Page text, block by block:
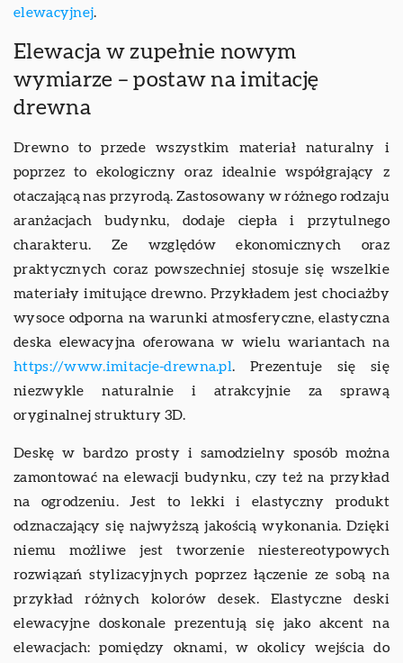
elewacyjnej.
Elewacja w zupełnie nowym
wymiarze – postaw na imitację
drewna
Drewno to przede wszystkim materiał naturalny i
poprzez to ekologiczny oraz idealnie współgrający z
otaczającą nas przyrodą. Zastosowany w różnego rodzaju
aranżacjach budynku, dodaje ciepła i przytulnego
charakteru. Ze względów ekonomicznych oraz
praktycznych coraz powszechniej stosuje się wszelkie
materiały imitujące drewno. Przykładem jest chociażby
wysoce odporna na warunki atmosferyczne, elastyczna
deska elewacyjna oferowana w wielu wariantach na
https://www.imitacje-drewna.pl. Prezentuje się się
niezwykle naturalnie i atrakcyjnie za sprawą
oryginalnej struktury 3D.
Deskę w bardzo prosty i samodzielny sposób można
zamontować na elewacji budynku, czy też na przykład
na ogrodzeniu. Jest to lekki i elastyczny produkt
odznaczający się najwyższą jakością wykonania. Dzięki
niemu możliwe jest tworzenie niestereotypowych
rozwiązań stylizacyjnych poprzez łączenie ze sobą na
przykład różnych kolorów desek. Elastyczne deski
elewacyjne doskonale prezentują się jako akcent na
elewacjach: pomiędzy oknami, w okolicy wejścia do